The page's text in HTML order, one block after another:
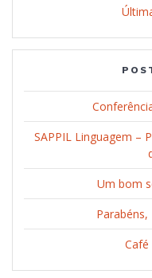
SAPPIL Linguagem –
Um bom
Parabéns,